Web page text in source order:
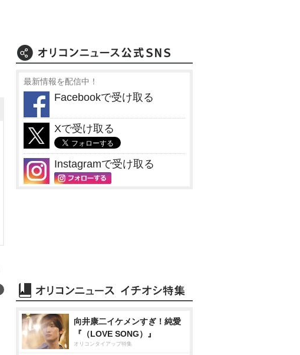
最新情報を配信中！
Facebookで受け取る
Xで受け取る
Instagramで受け取る
向井康二イケメンすぎ！純愛
『（LOVE SONG）』
オリコンタイアップ特集